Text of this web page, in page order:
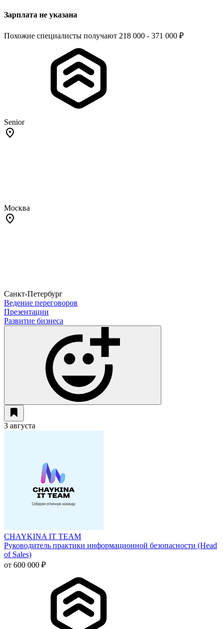
Зарплата не указана
Похожие специалисты получают 218 000 - 371 000 ₽
Senior
Москва
Санкт-Петербург
Ведение переговоров
Презентации
Развитие бизнеса
3 августа
CHAYKINA IT TEAM
Руководитель практики информационной безопасности (Head
of Sales)
от 600 000 ₽